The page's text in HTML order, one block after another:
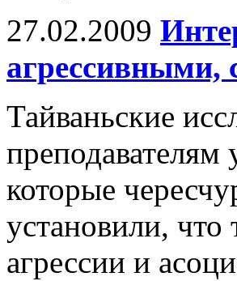
27.02.2009
агрессивными,
Тайваньские
которые
установили,
агрессии и